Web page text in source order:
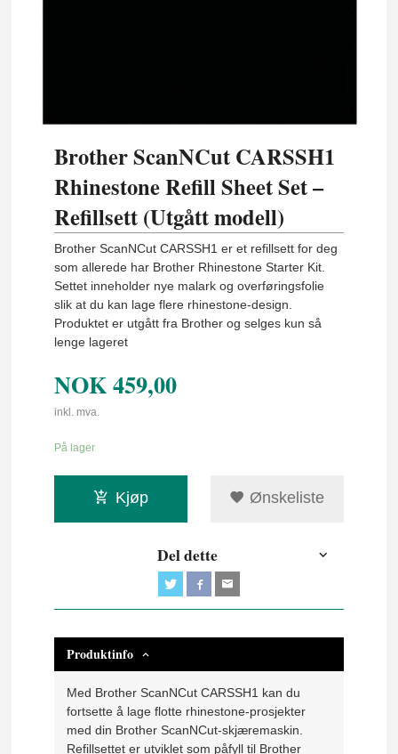
Brother ScanNCut CARSSH1
Rhinestone Refill Sheet Set –
Refillsett (Utgått modell)
Brother ScanNCut CARSSH1 er et refillsett for deg
som allerede har Brother Rhinestone Starter Kit.
Settet inneholder nye malark og overføringsfolie
slik at du kan lage flere rhinestone-design.
Produktet er utgått fra Brother og selges kun så
lenge lageret
NOK459,00
inkl. mva.
På lager
Kjøp Ønskeliste
Del dette
Produktinfo
Med Brother ScanNCut CARSSH1 kan du
fortsette å lage flotte rhinestone-prosjekter
med din Brother ScanNCut-skjæremaskin.
Refillsettet er utviklet som påfyll til Brother